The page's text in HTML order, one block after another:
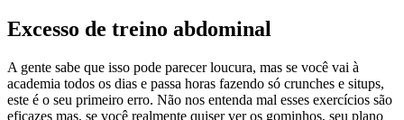
Excesso de treino abdominal
A gente sabe que isso pode parecer loucura, mas se você vai à
academia todos os dias e passa horas fazendo só crunches e situps,
este é o seu primeiro erro. Não nos entenda mal esses exercícios são
eficazes mas, se você realmente quiser ver os gominhos, seu plano